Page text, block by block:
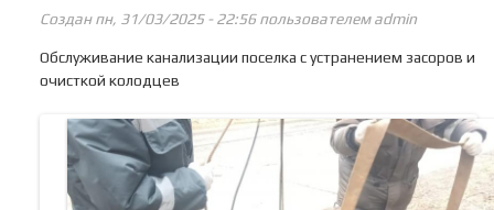
Создан пн, 31/03/2025 - 22:56 пользователемadmin
Обслуживание канализации поселка с устранением засоров и
очисткой колодцев